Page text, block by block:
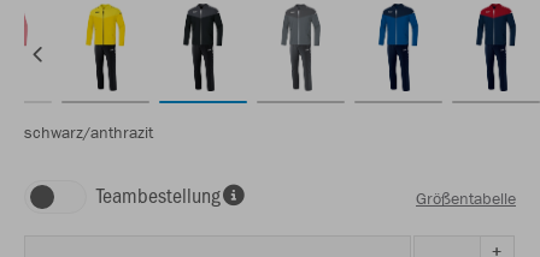
schwarz/anthrazit
Teambestellung Größentabelle
+